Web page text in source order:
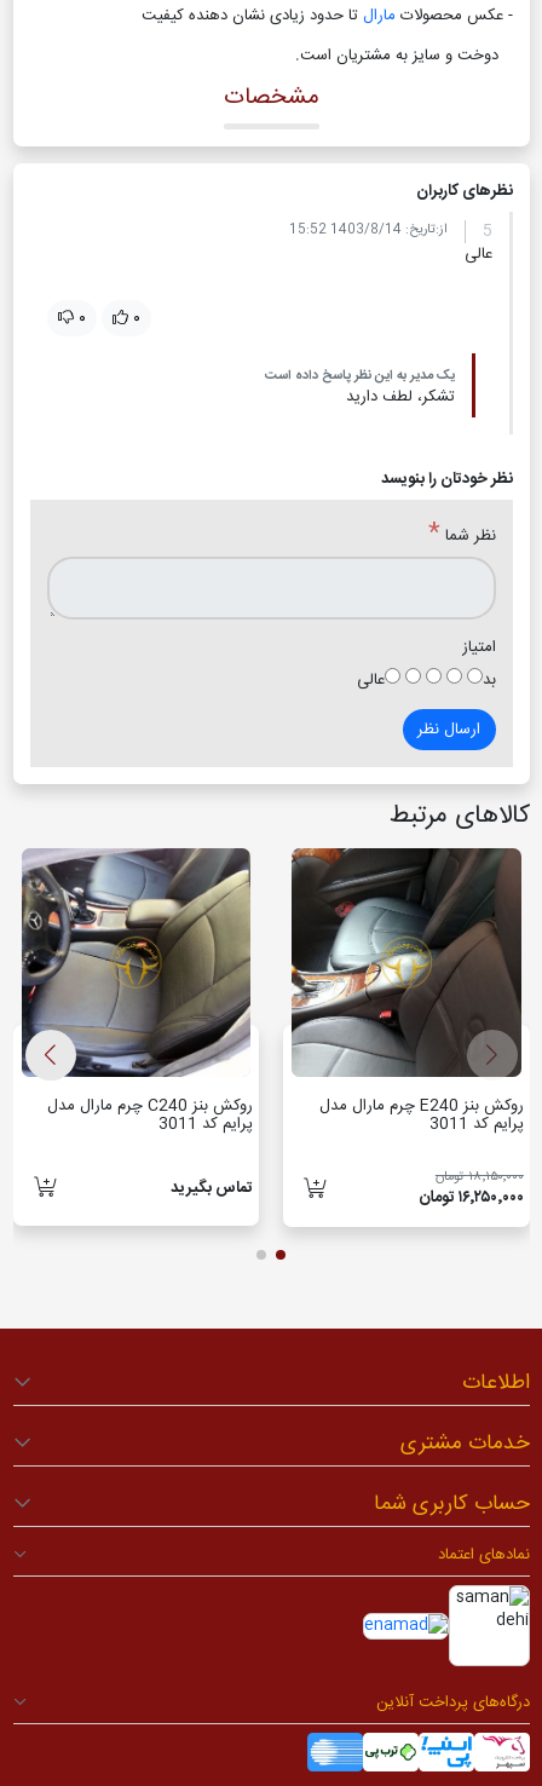
- عکس محصولات مارالتا حدود زیادی نشان دهنده کیفیت
دوخت و سایز به مشتریان است.
مشخصات
نظر‌های کاربران
5
از:تاریخ: 1403/8/14 15:52
عالی
۰ ۰
یک مدیر به این نظر پاسخ داده است
تشکر، لطف دارید
نظر خودتان را بنویسد
نظر شما *
امتیاز
بد
عالی
ارسال نظر
کالاهای مرتبط
روکش بنز E240 چرم مارال مدل
پرایم کد 3011
۱۸٬۱۵۰٬۰۰۰ تومان
۱۶٬۲۵۰٬۰۰۰ تومان
روکش بنز C240 چرم مارال مدل
پرایم کد 3011
تماس بگیرید
اطلاعات
خدمات مشتری
حساب کاربری شما
نمادهای اعتماد
درگاه‌های پرداخت آنلاین